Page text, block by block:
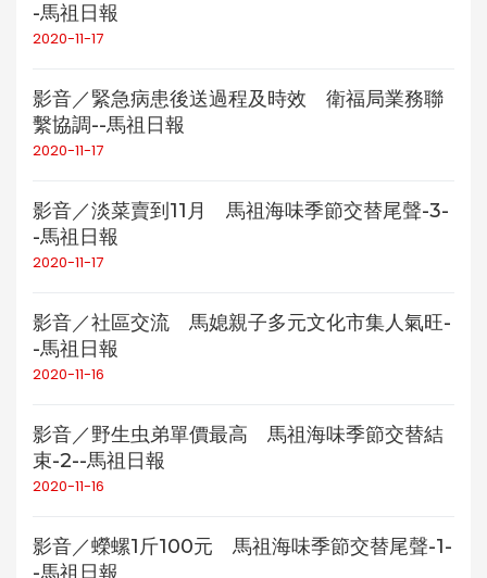
-馬祖日報
2020-11-17
影音／緊急病患後送過程及時效 衛福局業務聯
繫協調--馬祖日報
2020-11-17
影音／淡菜賣到11月 馬祖海味季節交替尾聲-3-
-馬祖日報
2020-11-17
影音／社區交流 馬媳親子多元文化市集人氣旺-
-馬祖日報
2020-11-16
影音／野生虫弟單價最高 馬祖海味季節交替結
束-2--馬祖日報
2020-11-16
影音／蠑螺1斤100元 馬祖海味季節交替尾聲-1-
-馬祖日報